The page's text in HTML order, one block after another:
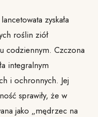
zyskała
roślin ziół
codziennym. Czczona
integralnym
i ochronnych. Jej
sprawiły, że w
jako „mędrzec na